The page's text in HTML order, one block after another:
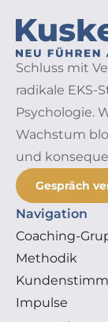
Schluss mit
radikale EKS-
Psychologie.
Wachstum
und
Gespräch
Navigation
Coaching-
Methodik
Impulse